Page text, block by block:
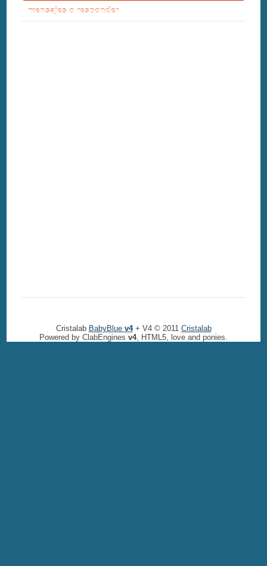
mensajes o responder
Cristalab BabyBlue v4+ V4 © 2011 Cristalab
Powered by ClabEngines v4, HTML5, love and ponies.